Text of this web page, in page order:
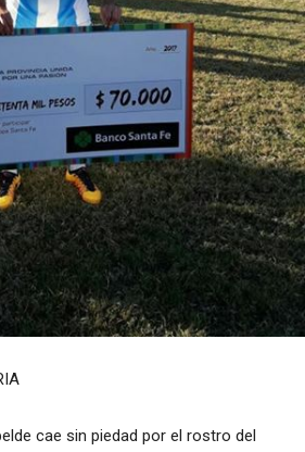
cae sin piedad por el rostro del